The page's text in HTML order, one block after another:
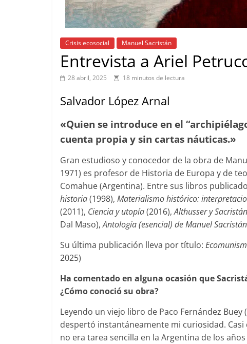
Crisis ecosocial Manuel Sacristán
Entrevista a Ariel
28 abril, 2025 18 minutos de lectura
Salvador López Arnal
«Quien se introduce en el
cuenta propia y sin cartas náuticas.»
Gran estudioso y conocedor de la obra de
1971) es profesor de Historia de Europa y de
Comahue (Argentina). Entre sus libros
historia(1998), Materialismo histórico:
(2011), Ciencia y utopía(2016),Althusser y
Dal Maso),Antología (esencial) de Manuel
Su última publicación lleva por título:
2025)
Ha comentado en alguna ocasión que
¿Cómo conoció su obra?
Leyendo un viejo libro de Paco Fernández
despertó instantáneamente mi curiosidad.
no era tarea sencilla en la Argentina de los